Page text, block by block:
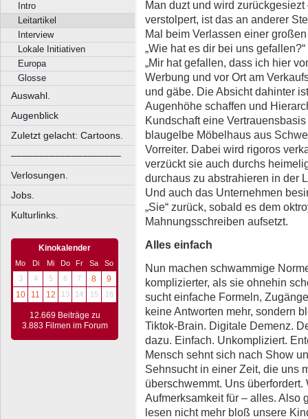
Intro
Leitartikel
Interview
Lokale Initiativen
Europa
Glosse
Auswahl.
Augenblick
Zuletzt gelacht: Cartoons.
––––––––––––––––––––
Verlosungen.
Jobs.
Kulturlinks.
Kinokalender
Mo Di Mi Do Fr Sa
So
3
4 5 6 7 8
9
10
11 12 13 14 15 16
12.669 Beiträge zu
3.883 Filmen im Forum
Man duzt und wird
verstolpert, ist das an anderer
Mal beim Verlassen einer
„Wie hat es dir bei uns
„Mir hat gefallen, dass ich hier
Werbung und vor Ort am
und gäbe. Die Absicht dahinter
Augenhöhe schaffen und
Kundschaft eine
blaugelbe Möbelhaus aus
Vorreiter. Dabei wird rigoros
verzückt sie auch durchs
durchaus zu abstrahieren in der
Und auch das Unternehmen
„Sie“ zurück, sobald es dem
Mahnungsschreiben aufsetzt.
Alles einfach
Nun machen schwammige
komplizierter, als sie ohnehin
sucht einfache Formeln,
keine Antworten mehr, sondern
Tiktok-Brain. Digitale Demenz.
dazu. Einfach. Unkompliziert.
Mensch sehnt sich nach Show
Sehnsucht in einer Zeit, die uns
überschwemmt. Uns
Aufmerksamkeit für – alles. Also
lesen nicht mehr bloß unsere